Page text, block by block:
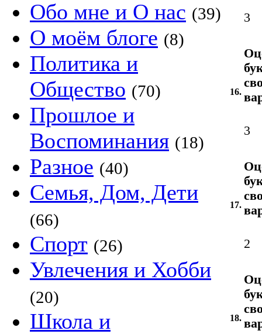
Обо мне и О нас (39)
О моём блоге (8)
Политика и
Общество (70)
Прошлое и
Воспоминания (18)
Разное (40)
Семья, Дом, Дети
(66)
Спорт (26)
Увлечения и Хобби
(20)
Школа и
3
16.
3
17.
2
18.